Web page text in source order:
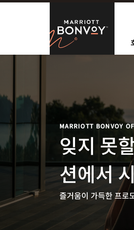
Skip to Content
MARRIOTT BONVOY
잊지 못
션에서
즐거움이 가득한 프로